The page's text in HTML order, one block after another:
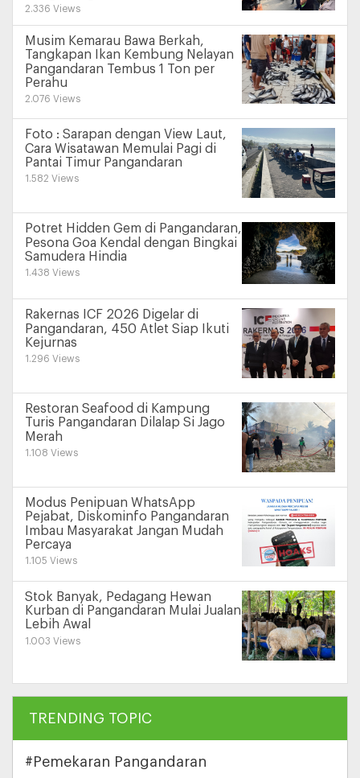
2.336 Views
Musim Kemarau Bawa Berkah,
Tangkapan Ikan Kembung Nelayan
Pangandaran Tembus 1 Ton per
Perahu
2.076 Views
Foto : Sarapan dengan View Laut,
Cara Wisatawan Memulai Pagi di
Pantai Timur Pangandaran
1.582 Views
Potret Hidden Gem di Pangandaran,
Pesona Goa Kendal dengan Bingkai
Samudera Hindia
1.438 Views
Rakernas ICF 2026 Digelar di
Pangandaran, 450 Atlet Siap Ikuti
Kejurnas
1.296 Views
Restoran Seafood di Kampung
Turis Pangandaran Dilalap Si Jago
Merah
1.108 Views
Modus Penipuan WhatsApp
Pejabat, Diskominfo Pangandaran
Imbau Masyarakat Jangan Mudah
Percaya
1.105 Views
Stok Banyak, Pedagang Hewan
Kurban di Pangandaran Mulai Jualan
Lebih Awal
1.003 Views
TRENDING TOPIC
#Pemekaran Pangandaran